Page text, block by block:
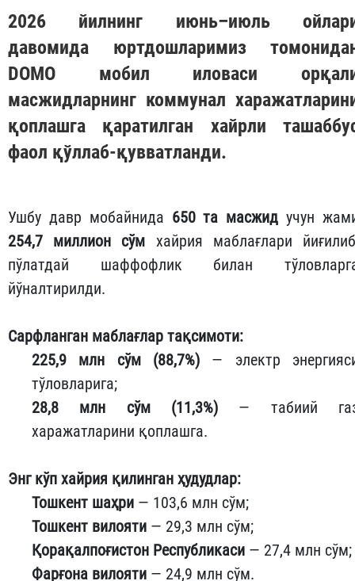
2026 йилнинг июнь–июль
давомида юртдошларимиз
DOMO мобил иловаси
масжидларнинг коммунал
қоплашга қаратилган хайрли
фаол қўллаб-қувватланди.
Ушбу давр мобайнида 650 та масжид учун
254,7 миллион сўм хайрия маблағлари
пўлатдай шаффофлик билан
йўналтирилди.
Сарфланган маблағлар тақсимоти:
225,9 млн сўм (88,7%) — электр
тўловларига;
28,8 млн сўм (11,3%) — табиий
харажатларини қоплашга.
Энг кўп хайрия қилинган ҳудудлар:
Тошкент шаҳри — 103,6 млн сўм;
Тошкент вилояти — 29,3 млн сўм;
Қорақалпоғистон Республикаси — 27,4 млн сўм;
Фарғона вилояти — 24,9 млн сўм.